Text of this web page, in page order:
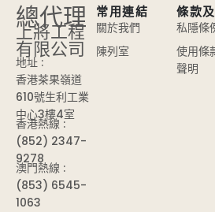
總代理
上將工程
有限公司
地址 :
香港茶果嶺道
610號生利工業
中心3樓4室
香港熱線 :
(852) 2347-
9278
澳門熱線 :
(853) 6545-
1063
常用連結
關於我們
陳列室
條款
私隱條
使用條
聲明